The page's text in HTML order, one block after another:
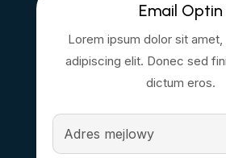
Email Optin
Lorem ipsum dolor sit
adipiscing elit. Donec sed
dictum eros.